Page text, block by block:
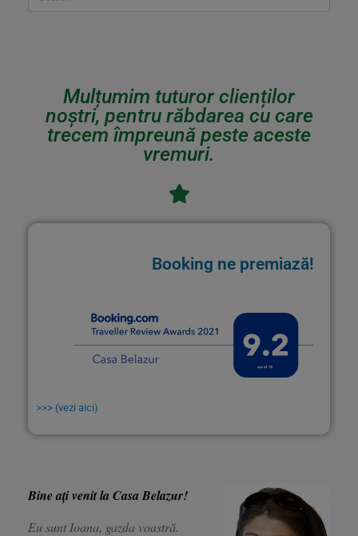
Mulțumim tuturor clienților
noștri, pentru răbdarea cu care
trecem împreună peste aceste
vremuri.
Booking ne premiază!
>>> (vezi aici)
Bine ați venit la Casa Belazur!
Eu sunt Ioana, gazda voastră.